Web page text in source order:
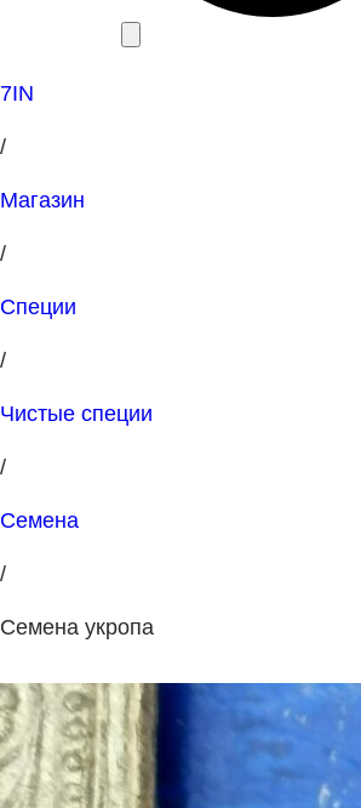
7IN
/
Магазин
/
Специи
/
Чистые специи
/
Семена
/
Семена укропа